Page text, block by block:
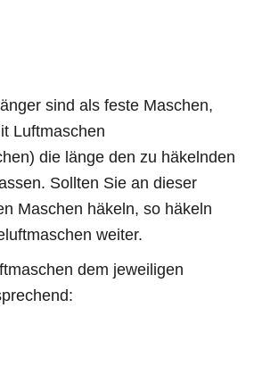
sind als feste Maschen,
Luftmaschen
die länge den zu häkelnden
Sollten Sie an dieser
Maschen häkeln, so häkeln
weiter.
dem jeweiligen